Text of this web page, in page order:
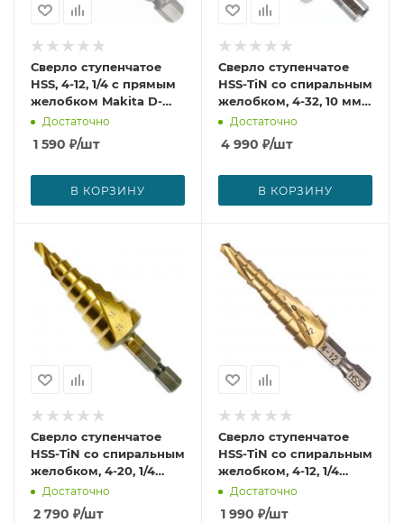
Сверло ступенчатое
HSS, 4-12, 1/4 с прямым
желобком Makita D-
40082
Достаточно
1 590 ₽/шт
В КОРЗИНУ
Сверло ступенчатое
HSS-TiN со спиральным
желобком, 4-32, 10 мм
Makita D-40191
Достаточно
4 990 ₽/шт
В КОРЗИНУ
Сверло ступенчатое
HSS-TiN со спиральным
желобком, 4-20, 1/4
Makita D-40185
Достаточно
2 790 ₽/шт
Сверло ступенчатое
HSS-TiN со спиральным
желобком, 4-12, 1/4
Makita D-40179
Достаточно
1 990 ₽/шт